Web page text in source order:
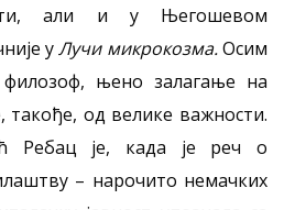
али и у Његошевом
уЛучи микрокозма.Осим
њено залагање на
од велике важности.
Ребац је, када је реч о
– нарочито немачких